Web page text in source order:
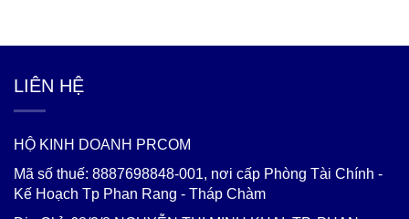
LIÊN HỆ
HỘ KINH DOANH PRCOM
Mã số thuế: 8887698848-001, nơi cấp Phòng Tài Chính -
Kế Hoạch Tp Phan Rang - Tháp Chàm